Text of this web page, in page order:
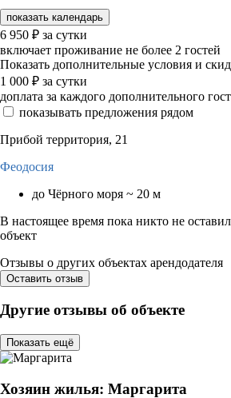
показать календарь
6 950 ₽ за сутки
включает проживание не более 2 гостей
Показать дополнительные условия и
1 000 ₽ за сутки
доплата за каждого дополнительного
показывать предложения рядом
Прибой территория, 21
Феодосия
до Чёрного моря ~ 20 м
В настоящее время пока никто не
объект
Отзывы о других объектах арендодателя
Оставить отзыв
Другие отзывы об объекте
Показать ещё
Хозяин жилья: Маргарита